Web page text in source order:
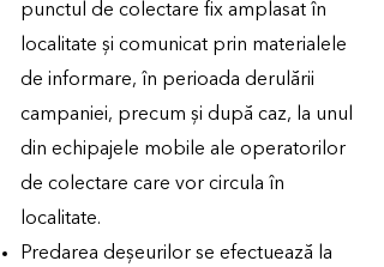
punctul de colectare fix amplasat în
localitate și comunicat prin materialele
de informare, în perioada derulării
campaniei, precum și după caz, la unul
din echipajele mobile ale operatorilor
de colectare care vor circula în
localitate.
Predarea deșeurilor se efectuează la